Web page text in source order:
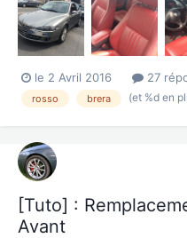
photos tout récem...
le 2 Avril 2016 27
rosso brera (et %d en
[Tuto] :
Avant